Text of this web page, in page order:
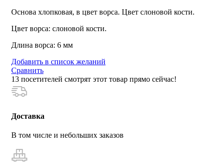
Основа хлопковая, в цвет ворса. Цвет слоновой кости.
Цвет ворса: слоновой кости.
Длина ворса: 6 мм
Добавить в список желаний
Сравнить
13 посетителей смотрят этот товар прямо сейчас!
Доставка
В том числе и небольших заказов